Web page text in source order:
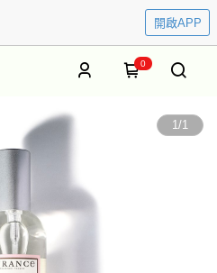
開啟APP
0
1/1